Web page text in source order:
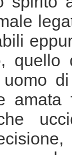
quello
amata